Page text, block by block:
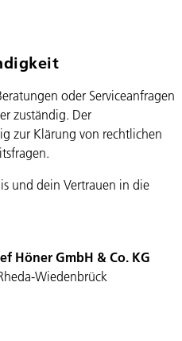
oder Serviceanfragen
zuständig. Der
zur Klärung von rechtlichen
und dein Vertrauen in die
Höner GmbH & Co. KG
Wiedenbrück